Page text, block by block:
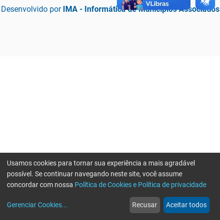
Desenvolvido por IMA - Informática de Municípios Associados
web
Notícias
more_horiz
Mais
Usamos cookies para tornar sua experiência a mais agradável
possível. Se continuar navegando neste site, você assume
concordar com nossa Política de Cookies e Política de privacidade
Gerenciar Cookies... Recusar Aceitar todos
Erro ao enviar informações, por favor tente novamente